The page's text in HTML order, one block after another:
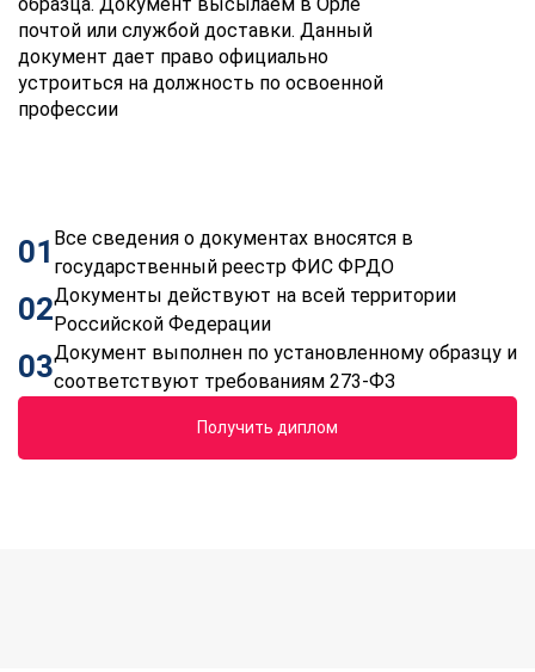
почтой или службой доставки. Данный
документ дает право официально
устроиться на должность по освоенной
профессии
01 Все сведения о документах вносятся в
государственный реестр ФИС ФРДО
02Документы действуют на всей территории
Российской Федерации
03Документ выполнен по установленному образцу и
соответствуют требованиям 273-ФЗ
Получить диплом